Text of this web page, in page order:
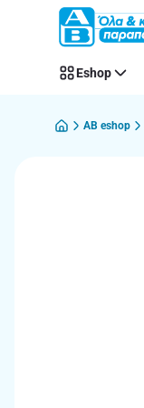
Παράλειψη
Eshop
AB eshop